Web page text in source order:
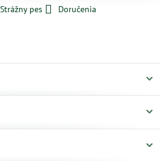
Strážny pes
Doručenia